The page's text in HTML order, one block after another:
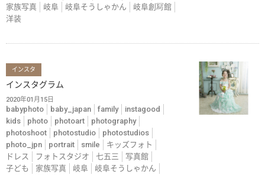
家族写真
岐阜 岐阜そうしゃかん
岐阜創冩館
洋装
インスタ
インスタグラム
2020年01月15日
babyphoto baby_japan family
instagood
kids
photo photoart
photography
photoshoot
photostudio
photostudios
photo_jpn
portrait smile
キッズフォト
ドレス
フォトスタジオ 七五三
写真館
子ども
家族写真 岐阜
岐阜そうしゃかん